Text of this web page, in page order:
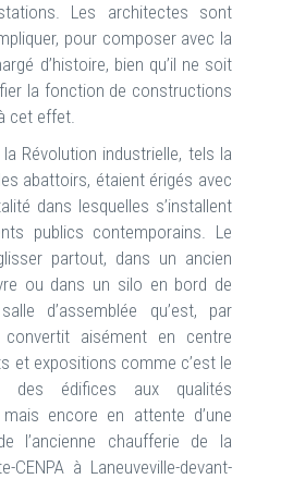
Les architectes sont
pour composer avec la
d’histoire, bien qu’il ne soit
la fonction de constructions
cet effet.
Révolution industrielle, tels la
abattoirs, étaient érigés avec
dans lesquelles s’installent
publics contemporains. Le
partout, dans un ancien
ou dans un silo en bord de
d’assemblée qu’est, par
aisément en centre
et expositions comme c’est le
édifices aux qualités
encore en attente d’une
l’ancienne chaufferie de la
à Laneuveville-devant-